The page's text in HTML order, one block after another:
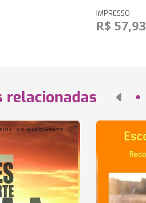
IMPRESSO
R$ 57,93
relacionadas